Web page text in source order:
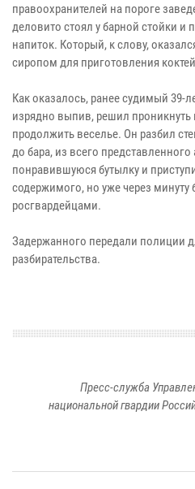
правоохранителей на пороге
деловито стоял у барной стойки и
напиток. Который, к слову,
сиропом для приготовления
Как оказалось, ранее судимый 39-
изрядно выпив, решил проникнуть
продолжить веселье. Он разбил
до бара, из всего
понравившуюся бутылку и
содержимого, но уже через минуту
росгвардейцами.
Задержанного передали полиции
разбирательства.
Пресс-служба
национальной гвардии